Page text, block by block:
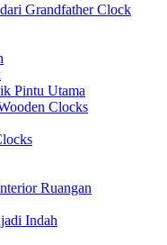
Grandfather Clock
Pintu Utama
Clocks
Ruangan
Indah